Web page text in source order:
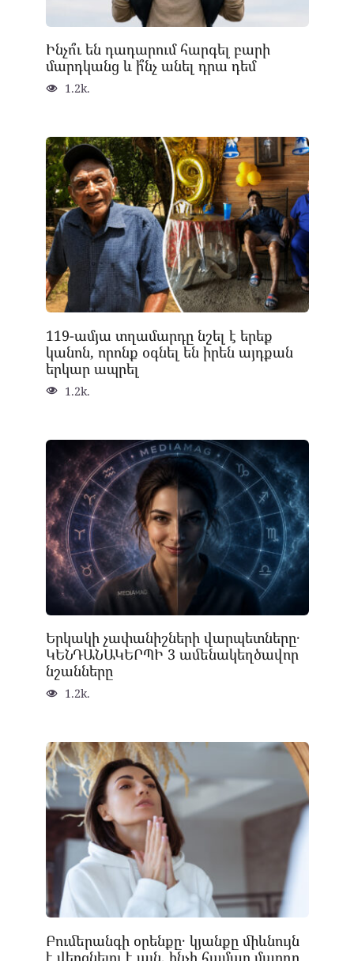
Ինչո՞ւ են դադարում հարգել բարի
մարդկանց և ի՞նչ անել դրա դեմ
1.2k.
119-ամյա տղամարդը նշել է երեք
կանոն, որոնք օգնել են իրեն այդքան
երկար ապրել
1.2k.
Երկակի չափանիշների վարպետները․
ԿԵՆԴԱՆԱԿԵՐՊԻ 3 ամենակեղծավոր
նշանները
1.2k.
Բումերանգի օրենքը․ կյանքը միևնույն
է վերցնելու է այն, ինչի համար մարդը